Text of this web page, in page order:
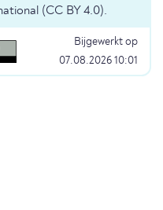
(CC BY 4.0).
Bijgewerkt op
07.08.2026 10:01